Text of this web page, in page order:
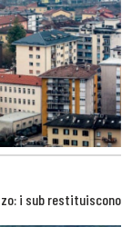
i sub restituiscono